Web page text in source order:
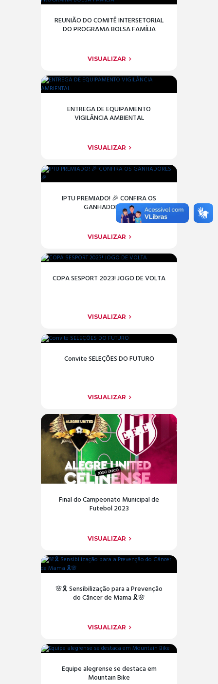
REUNIÃO DO COMITÊ INTERSETORIAL
DO PROGRAMA BOLSA FAMÍLIA
VISUALIZAR
ENTREGA DE EQUIPAMENTO
VIGILÂNCIA AMBIENTAL
VISUALIZAR
IPTU PREMIADO! 🎉 CONFIRA OS
GANHADORES 🎉
VISUALIZAR
COPA SESPORT 2023! JOGO DE VOLTA
VISUALIZAR
Convite SELEÇÕES DO FUTURO
VISUALIZAR
Final do Campeonato Municipal de
Futebol 2023
VISUALIZAR
🌸🎗️ Sensibilização para a Prevenção
do Câncer de Mama 🎗️🌸
VISUALIZAR
Equipe alegrense se destaca em
Mountain Bike